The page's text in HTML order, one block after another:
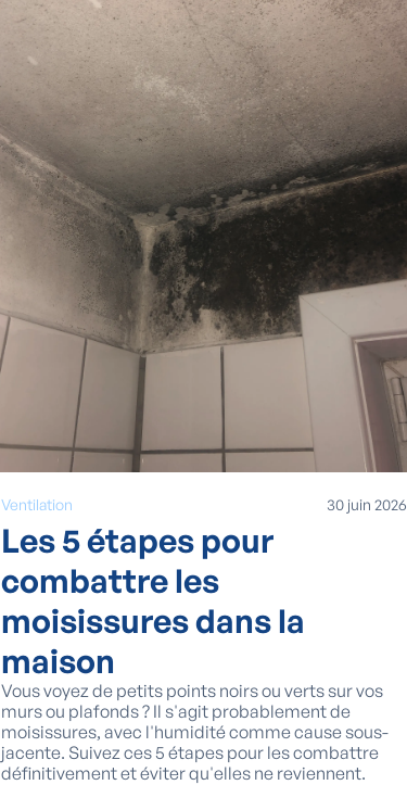
Ventilation 30 juin 2026
Les 5 étapes pour
combattre les
moisissures dans la
maison
Vous voyez de petits points noirs ou verts sur vos
murs ou plafonds ? Il s'agit probablement de
moisissures, avec l'humidité comme cause sous-
jacente. Suivez ces 5 étapes pour les combattre
définitivement et éviter qu'elles ne reviennent.